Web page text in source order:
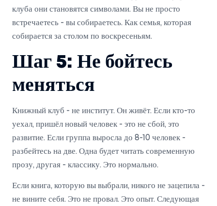
клуба они становятся символами. Вы не просто
встречаетесь - вы собираетесь. Как семья, которая
собирается за столом по воскресеньям.
Шаг 5: Не бойтесь
меняться
Книжный клуб - не институт. Он живёт. Если кто-то
уехал, пришёл новый человек - это не сбой, это
развитие. Если группа выросла до 8-10 человек -
разбейтесь на две. Одна будет читать современную
прозу, другая - классику. Это нормально.
Если книга, которую вы выбрали, никого не зацепила -
не вините себя. Это не провал. Это опыт. Следующая